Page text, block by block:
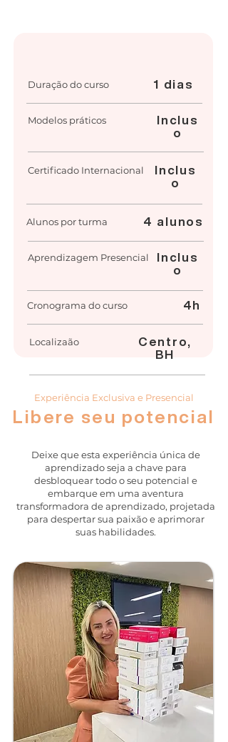
Duração do curso 1 dias
Modelos práticos
Inclus
o
Certificado Internacional
Inclus
o
Alunos por turma 4 alunos
Aprendizagem Presencial
Inclus
o
Cronograma do curso 4h
Localizaão
Centro,
BH
Experiência Exclusiva e Presencial
Libere seu potencial
Deixe que esta experiência única de
aprendizado seja a chave para
desbloquear todo o seu potencial e
embarque em uma aventura
transformadora de aprendizado, projetada
para despertar sua paixão e aprimorar
suas habilidades.